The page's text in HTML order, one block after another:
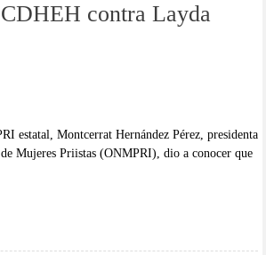
contra Layda
estatal, Montcerrat Hernández Pérez, presidenta
Mujeres Priistas (ONMPRI), dio a conocer que